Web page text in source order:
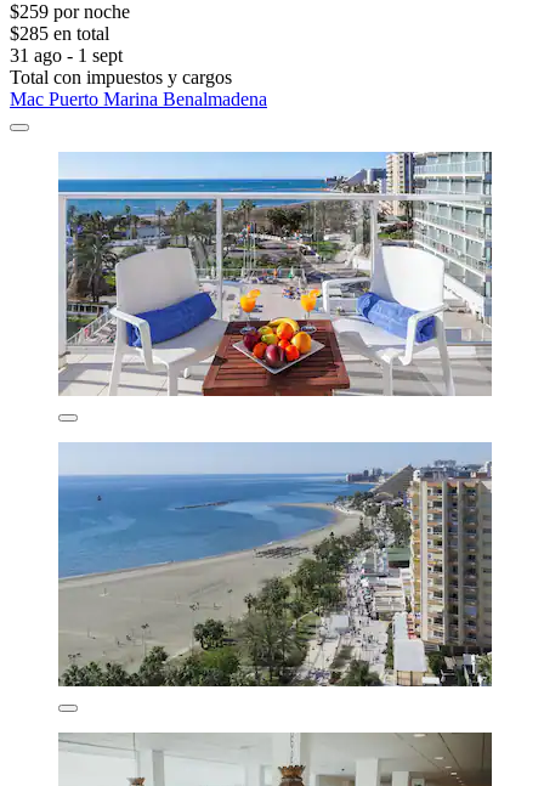
$259 por noche
$285 en total
31 ago - 1 sept
Total con impuestos y cargos
Mac Puerto Marina Benalmadena